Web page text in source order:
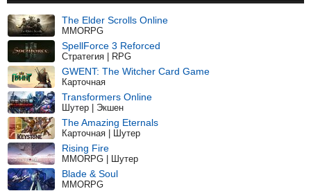
The Elder Scrolls Online
MMORPG
SpellForce 3 Reforced
Стратегия | RPG
GWENT: The Witcher Card Game
Карточная
Transformers Online
Шутер | Экшен
The Amazing Eternals
Карточная | Шутер
Rising Fire
MMORPG | Шутер
Blade & Soul
MMORPG